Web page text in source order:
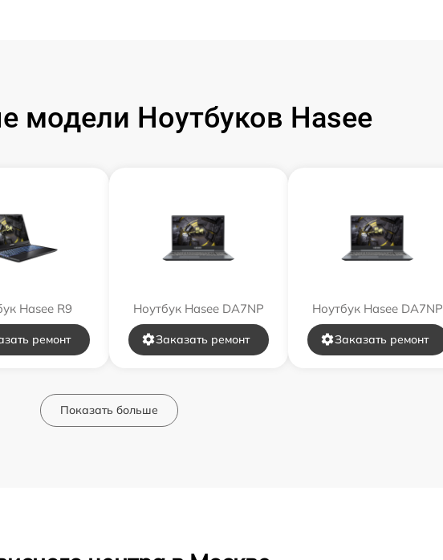
модели Ноутбуков Hasee
Hasee R9
ремонт
Ноутбук Hasee DA7NP
Заказать ремонт
Ноутбук Hasee DA7NP
Заказать ремонт
Показать больше